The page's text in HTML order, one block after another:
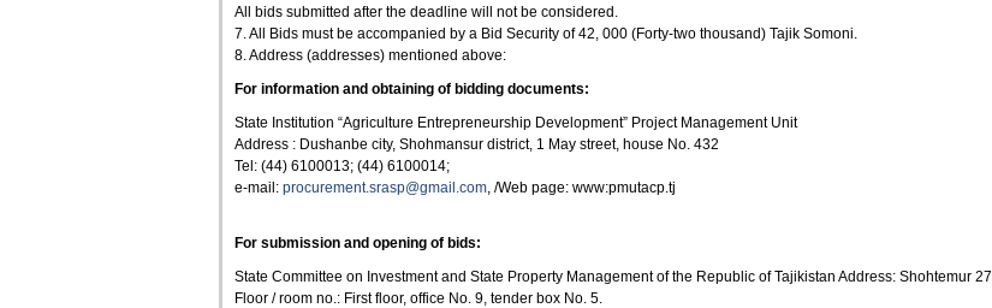
All bids submitted after the deadline will not be considered.
7. All Bids must be accompanied by a Bid Security of 42, 000 (Forty-two thousand) Tajik Somoni.
8. Address (addresses) mentioned above:
For information and obtaining of bidding documents:
State Institution “Agriculture Entrepreneurship Development” Project Management Unit
Address : Dushanbe city, Shohmansur district, 1 May street, house No. 432
Tel: (44) 6100013; (44) 6100014;
e-mail: procurement.srasp@gmail.com, /Web page: www:pmutacp.tj
For submission and opening of bids:
State Committee on Investment and State Property Management of the Republic of Tajikistan Address: Shohtemur 27
Floor / room no.: First floor, office No. 9, tender box No. 5.